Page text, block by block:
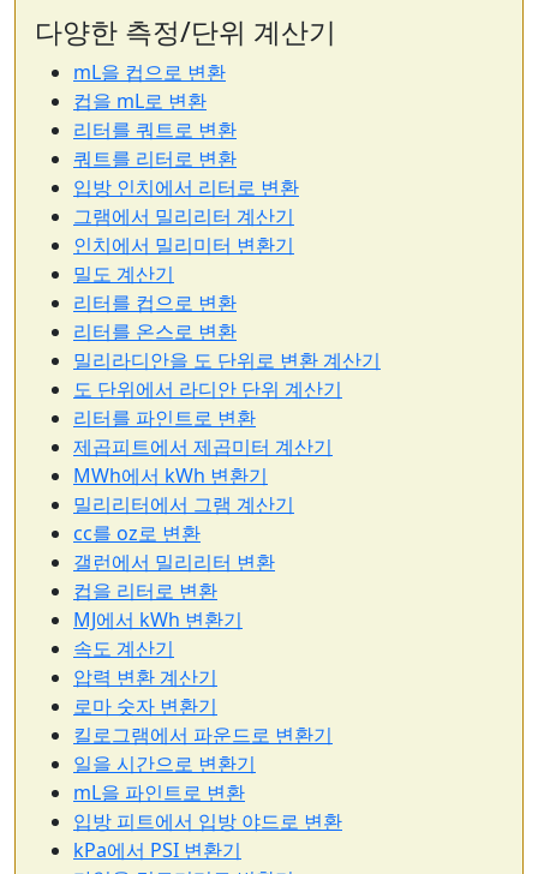
다양한 측정/단위 계산기
mL을 컵으로 변환
컵을 mL로 변환
리터를 쿼트로 변환
쿼트를 리터로 변환
입방 인치에서 리터로 변환
그램에서 밀리리터 계산기
인치에서 밀리미터 변환기
밀도 계산기
리터를 컵으로 변환
리터를 온스로 변환
밀리라디안을 도 단위로 변환 계산기
도 단위에서 라디안 단위 계산기
리터를 파인트로 변환
제곱피트에서 제곱미터 계산기
MWh에서 kWh 변환기
밀리리터에서 그램 계산기
cc를 oz로 변환
갤런에서 밀리리터 변환
컵을 리터로 변환
MJ에서 kWh 변환기
속도 계산기
압력 변환 계산기
로마 숫자 변환기
킬로그램에서 파운드로 변환기
일을 시간으로 변환기
mL을 파인트로 변환
입방 피트에서 입방 야드로 변환
kPa에서 PSI 변환기